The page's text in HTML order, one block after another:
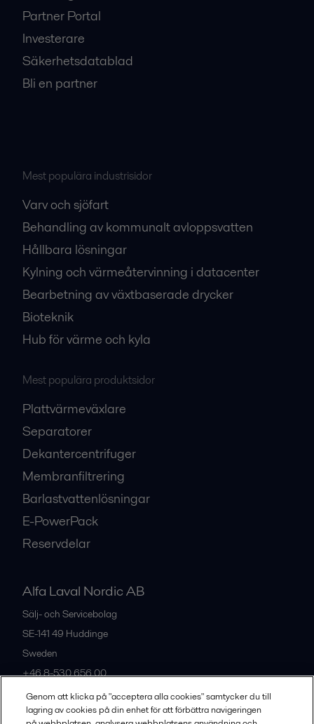
Partner Portal
Investerare
Säkerhetsdatablad
Bli en partner
Mest populära industrisidor
Varv och sjöfart
Behandling av kommunalt avloppsvatten
Hållbara lösningar
Kylning och värmeåtervinning i datacenter
Bearbetning av växtbaserade drycker
Bioteknik
Hub för värme och kyla
Mest populära produktsidor
Plattvärmeväxlare
Separatorer
Dekantercentrifuger
Membranfiltrering
Barlastvattenlösningar
E-PowerPack
Reservdelar
Alfa Laval Nordic AB
Sälj- och Servicebolag
SE-141 49 Huddinge
Sweden
+46 8-530 656 00
Alla kontor och partners
Genom att klicka på "acceptera alla cookies" samtycker du till
lagring av cookies på din enhet för att förbättra navigeringen